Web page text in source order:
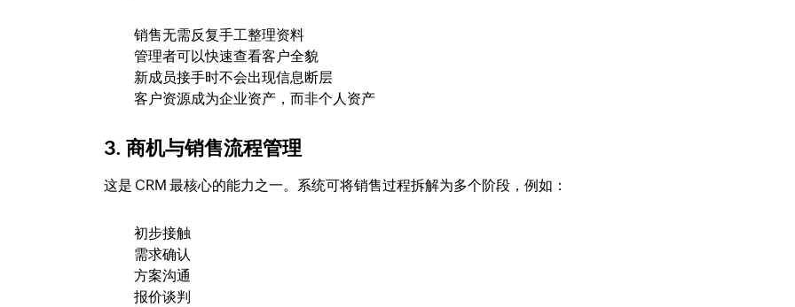
销售无需反复手工整理资料
管理者可以快速查看客户全貌
新成员接手时不会出现信息断层
客户资源成为企业资产，而非个人资产
3. 商机与销售流程管理
这是 CRM 最核心的能力之一。系统可将销售过程拆解为多个阶段，例如：
初步接触
需求确认
方案沟通
报价谈判